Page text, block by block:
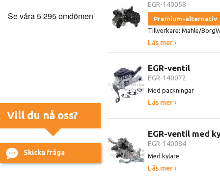
Vill du nå oss?
Skicka fråga
EGR-140058
Premium-alternativ
Tillverkare: Mahle/
Läs mer ›
EGR-ventil
EGR-140072
Med packningar
Läs mer ›
EGR-ventil med
EGR-140084
Med kylare
Läs mer ›